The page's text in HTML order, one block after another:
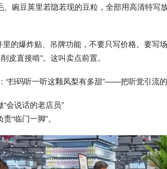
豌豆荚里若隐若现的豆粒，全部用高清特写
里的爆炸贴、吊牌功能，不要只写价格。要写
皮直接啃”。这叫卖点前置。
“扫码听一听这颗凤梨有多甜”——把听觉引流的
会说话的老店员”
“临门一脚”。